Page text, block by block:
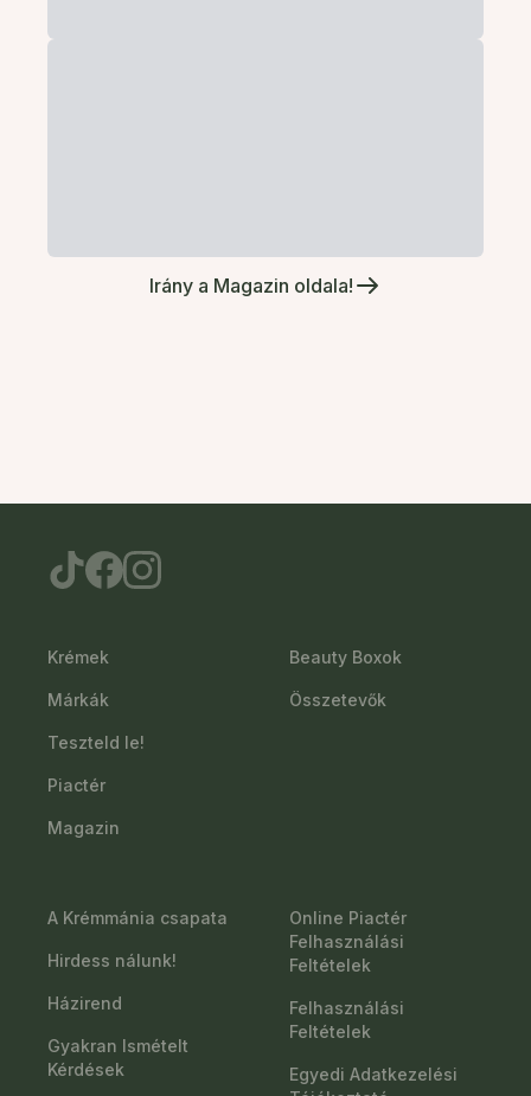
Irány a Magazin oldala!
Krémek
Márkák
Teszteld le!
Piactér
Magazin
Beauty Boxok
Összetevők
A Krémmánia csapata
Hirdess nálunk!
Házirend
Gyakran Ismételt
Kérdések
Online Piactér
Felhasználási
Feltételek
Felhasználási
Feltételek
Egyedi Adatkezelési